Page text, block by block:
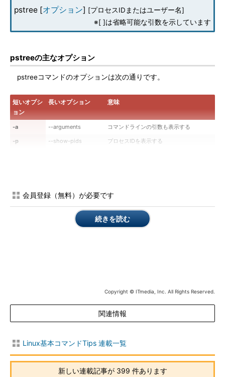
pstree [オプション] [プロセスIDまたはユーザー名]
※[ ]は省略可能な引数を示しています
pstreeの主なオプション
pstreeコマンドのオプションは次の通りです。
短いオプシ
ョン
長いオプション 意味
-a --arguments
コマンドラインの引数も表示する
-p
--show-pids
プロセスIDを表示する
-h --highlight-all
カレントプロセスとその先祖のプロセスを
強調表示する
--highlight-pid=プ
指定したプロセスとその先祖のプロセスを
強調表示する
全てのプロセスをツリー形式で表示する
わせて表示するとよいでしょう。この時、けい線が自動で「－」
や「＋」などの記号になりますが、けい線文字を使いたい場合は
」オプション（--unicodeオプション）を使用します（
会員登録（無料）が必要です
続きを読む
Copyright © ITmedia, Inc. All Rights Reserved.
関連情報
Linux基本コマンドTips 連載一覧
新しい連載記事が 399 件あります